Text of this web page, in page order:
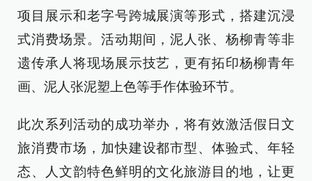
项目展示和老字号跨城展演等形式，搭建沉浸
式消费场景。活动期间，泥人张、杨柳青等非
遗传承人将现场展示技艺，更有拓印杨柳青年
画、泥人张泥塑上色等手作体验环节。
此次系列活动的成功举办，将有效激活假日文
旅消费市场，加快建设都市型、体验式、年轻
态、人文韵特色鲜明的文化旅游目的地，让更